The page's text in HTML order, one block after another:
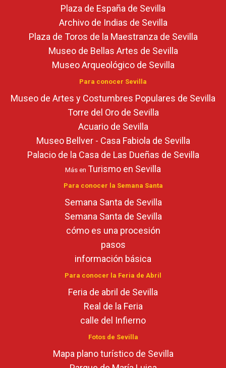
Plaza de España de Sevilla
Archivo de Indias de Sevilla
Plaza de Toros de la Maestranza de Sevilla
Museo de Bellas Artes de Sevilla
Museo Arqueológico de Sevilla
Para conocer Sevilla
Museo de Artes y Costumbres Populares de Sevilla
Torre del Oro de Sevilla
Acuario de Sevilla
Museo Bellver - Casa Fabiola de Sevilla
Palacio de la Casa de Las Dueñas de Sevilla
Más en Turismo en Sevilla
Para conocer la Semana Santa
Semana Santa de Sevilla
Semana Santa de Sevilla
cómo es una procesión
pasos
información básica
Para conocer la Feria de Abril
Feria de abril de Sevilla
Real de la Feria
calle del Infierno
Fotos de Sevilla
Mapa plano turístico de Sevilla